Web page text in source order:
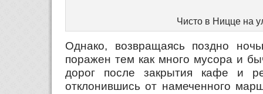
Чисто в Ницце на
Однако, возвращаясь поздно
поражен тем как много мусора и
дорог после закрытия кафе и
отклонившись от намеченного